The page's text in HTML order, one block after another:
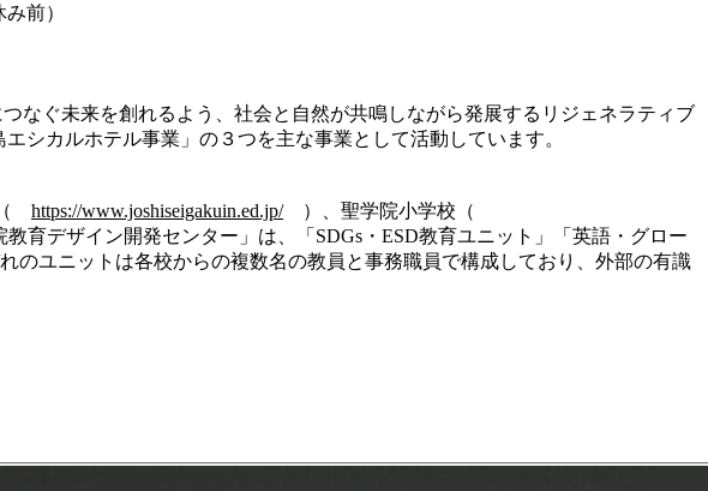
前）
ぐ未来を創れるよう、社会と自然が共鳴しながら発展するリジェネラティブ
シカルホテル事業」の３つを主な事業として活動しています。
https://www.joshiseigakuin.ed.jp/）、聖学院小学校（
デザイン開発センター」は、「SDGs・ESD教育ユニット」「英語・グロー
ユニットは各校からの複数名の教員と事務職員で構成しており、外部の有識